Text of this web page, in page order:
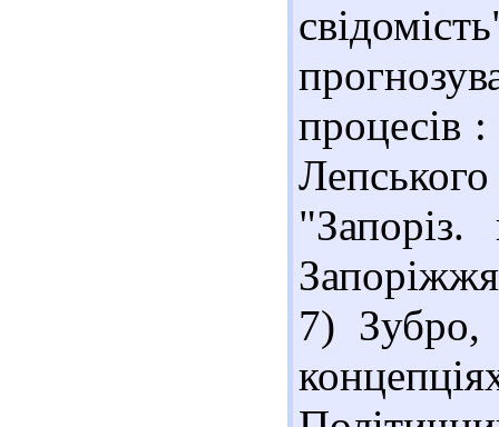
процесів
7) Зубро,